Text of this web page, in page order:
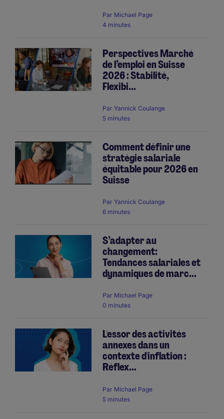
Par Michael Page
4 minutes
Perspectives Marché
de l’emploi en Suisse
2026 : Stabilité,
Flexibi...
Par Yannick Coulange
5 minutes
Comment définir une
stratégie salariale
équitable pour 2026 en
Suisse
Par Yannick Coulange
6 minutes
S’adapter au
changement:
Tendances salariales et
dynamiques de marc...
Par Michael Page
0 minutes
L'essor des activités
annexes dans un
contexte d'inflation :
Réflex...
Par Michael Page
5 minutes